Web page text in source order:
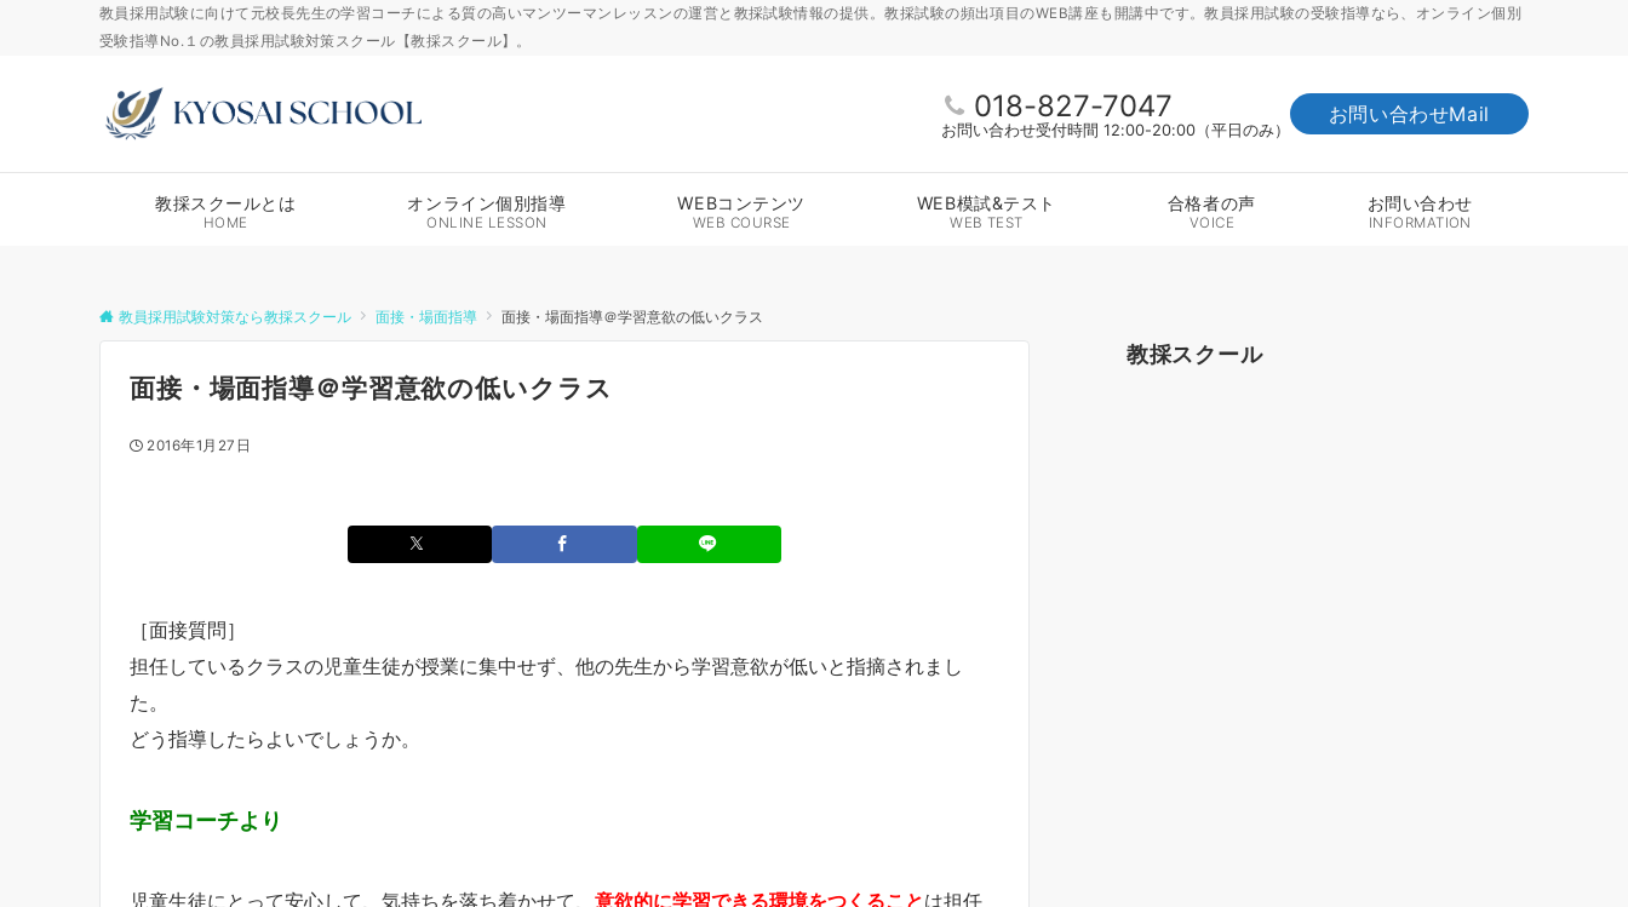
教員採用試験に向けて元校長先生の学習コーチによる質の高いマンツーマンレッスンの運営と教採試験情報の提供。教採試験の頻出項目のWEB講座も開講中です。教員採用試験の受験指導なら、オンライン個別
受験指導No.１の教員採用試験対策スクール【教採スクール】。
018-827-7047
お問い合わせ受付時間 12:00-20:00（平日のみ）
お問い合わせMail
教採スクールとは
HOME
オンライン個別指導
ONLINE LESSON
WEBコンテンツ
WEB COURSE
WEB模試&テスト
WEB TEST
合格者の声
VOICE
お問い合わせ
INFORMATION
教員採用試験対策なら教採スクール 面接・場面指導 面接・場面指導＠学習意欲の低いクラス
面接・場面指導＠学習意欲の低いクラス
2016年1月27日
［面接質問］
担任しているクラスの児童生徒が授業に集中せず、他の先生から学習意欲が低いと指摘されまし
た。
どう指導したらよいでしょうか。
学習コーチより
児童生徒にとって安心して、気持ちを落ち着かせて、 意欲的に学習できる環境をつくることは担任
教採スクール